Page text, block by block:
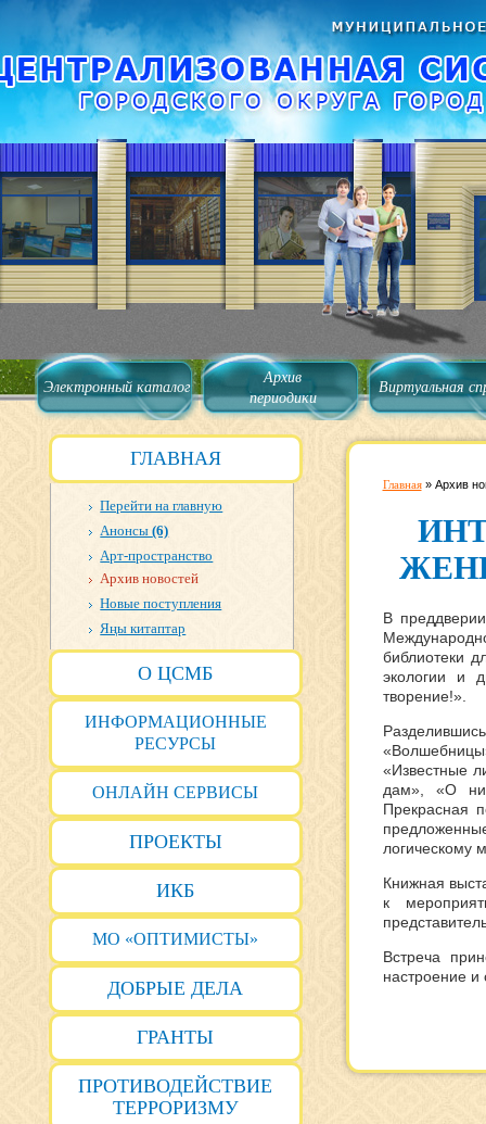
Электронный каталог
Архив
периодики
Виртуальная
ГЛАВНАЯ
Перейти на главную
Анонсы(6)
Арт-пространство
Архив новостей
Новые поступления
Яңы китаптар
О ЦСМБ
ИНФОРМАЦИОННЫЕ
РЕСУРСЫ
ОНЛАЙН СЕРВИСЫ
ПРОЕКТЫ
ИКБ
МО «ОПТИМИСТЫ»
ДОБРЫЕ ДЕЛА
ГРАНТЫ
ПРОТИВОДЕЙСТВИЕ
ТЕРРОРИЗМУ
Главная» Архив
В
библиотеки
экологии и
творение!».
«Известные
дам», «О
Прекрасная
логическому
Книжная
к
Встреча
настроение и